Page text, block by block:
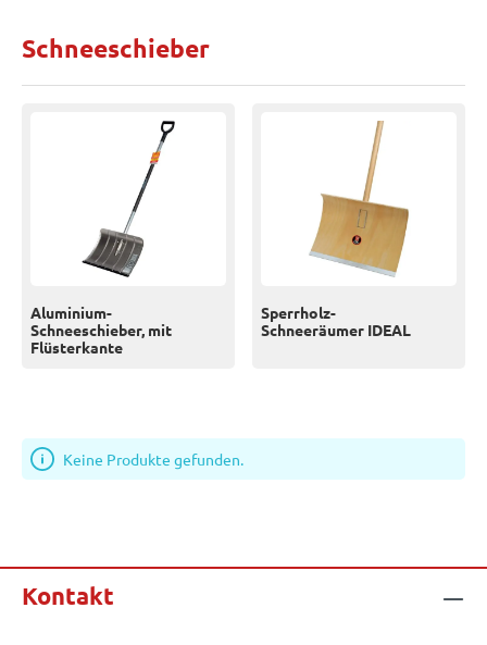
Schneeschieber
Aluminium-
Schneeschieber, mit
Flüsterkante
Sperrholz-
Schneeräumer IDEAL
Keine Produkte gefunden.
Kontakt